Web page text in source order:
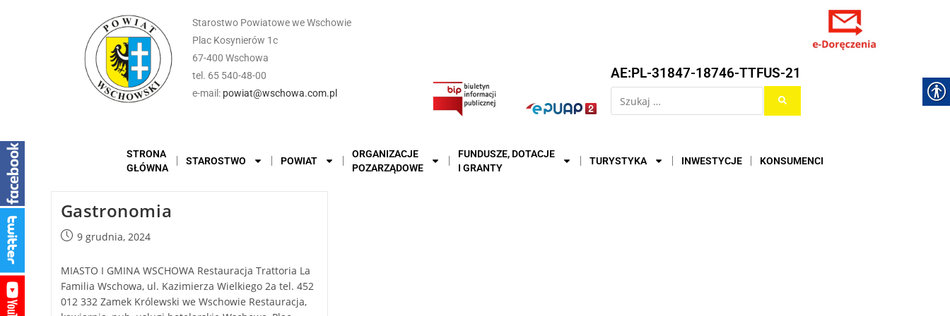
Starostwo Powiatowe we Wschowie
Plac Kosynierów 1c
67-400 Wschowa
tel. 65 540-48-00
e-mail: powiat@wschowa.com.pl
AE:PL-31847-18746-TTFUS-21
STRONA
GŁÓWNA
STAROSTWO POWIAT
ORGANIZACJE
POZARZĄDOWE
FUNDUSZE, DOTACJE
I GRANTY
TURYSTYKA INWESTYCJE KONSUMENCI
Gastronomia
9 grudnia, 2024
MIASTO I GMINA WSCHOWA Restauracja Trattoria La
Familia Wschowa, ul. Kazimierza Wielkiego 2a tel. 452
012 332 Zamek Królewski we Wschowie Restauracja,